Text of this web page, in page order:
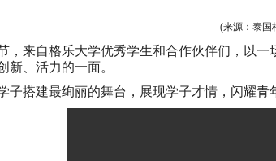
(来源：泰国
，来自格乐大学优秀学生和合作伙伴们，以
新、活力的一面。
子搭建最绚丽的舞台，展现学子才情，闪耀青